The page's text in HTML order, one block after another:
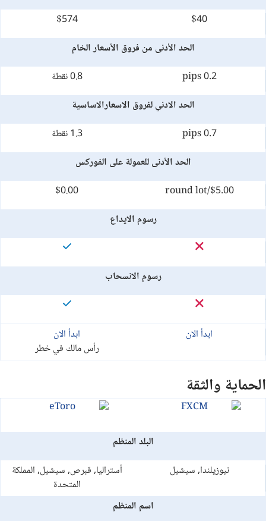
$40
$574
الحد الأدنى من فروق الأسعار الخام
0.2 pips
0.8 نقطة
الحد الادني لفروق الاسعارالاساسية
0.7 pips
1.3 نقطة
الحد الأدنى للعمولة على الفوركس
$5.00/round lot
$0.00
رسوم الايداع
رسوم الانسحاب
ابدأ الان
ابدأ الان
رأس مالك في خطر
الحماية والثقة
البلد المنظم
نيوزيلندا, سيشيل
أستراليا, قبرص, سيشيل, المملكة
المتحدة
اسم المنظم